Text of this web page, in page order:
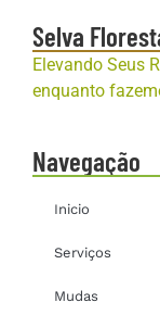
Selva
Elevando Seus
enquanto
Navegação
Inicio
Serviços
Mudas